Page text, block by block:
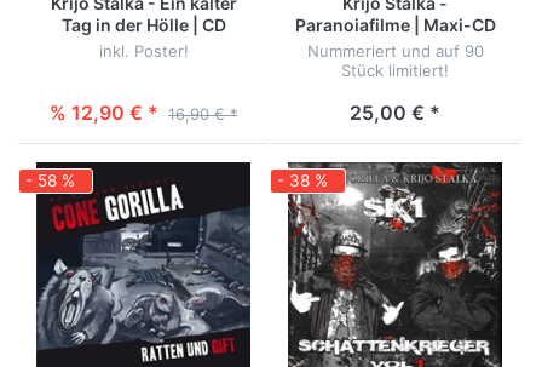
Tag in der Hölle | CD
inkl. Poster!
% 12,90 € * 16,90 € *
Paranoiafilme | Maxi-CD
Nummeriert und auf 90
Stück limitiert!
25,00 € *
- 58 % - 38 %